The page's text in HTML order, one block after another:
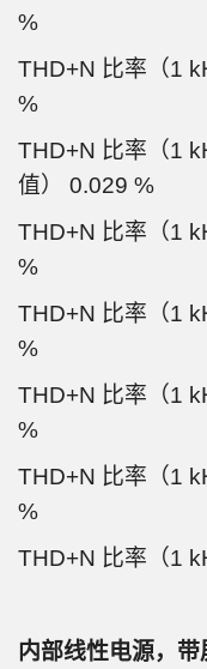
%
THD+N 比率（1
%
THD+N 比率（1
值） 0.029 %
THD+N 比率（1
%
THD+N 比率（1
%
THD+N 比率（1
%
THD+N 比率（1
%
THD+N 比率（1
内部线性电源，